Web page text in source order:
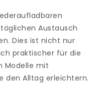
Austausch
Dies ist nicht nur
praktischer für die
Modelle mit
den Alltag erleichtern.